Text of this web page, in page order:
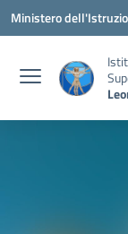
Vai ai contenuti
Vai al menu di
Vai al footer
Ministero